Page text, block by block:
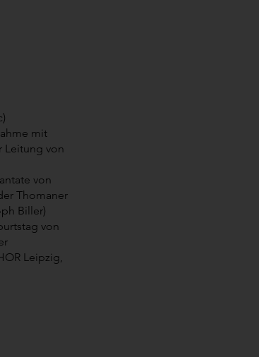
mit
Leitung von
von
Thomaner
Biller)
von
Leipzig,